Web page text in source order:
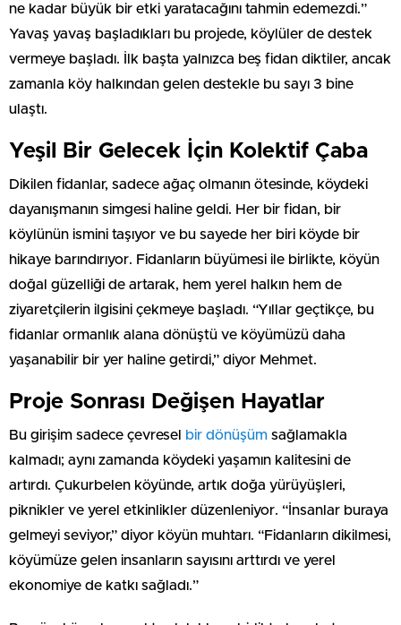
ne kadar büyük bir etki yaratacağını tahmin edemezdi.”
Yavaş yavaş başladıkları bu projede, köylüler de destek
vermeye başladı. İlk başta yalnızca beş fidan diktiler, ancak
zamanla köy halkından gelen destekle bu sayı 3 bine
ulaştı.
Yeşil Bir Gelecek İçin Kolektif Çaba
Dikilen fidanlar, sadece ağaç olmanın ötesinde, köydeki
dayanışmanın simgesi haline geldi. Her bir fidan, bir
köylünün ismini taşıyor ve bu sayede her biri köyde bir
hikaye barındırıyor. Fidanların büyümesi ile birlikte, köyün
doğal güzelliği de artarak, hem yerel halkın hem de
ziyaretçilerin ilgisini çekmeye başladı. “Yıllar geçtikçe, bu
fidanlar ormanlık alana dönüştü ve köyümüzü daha
yaşanabilir bir yer haline getirdi,” diyor Mehmet.
Proje Sonrası Değişen Hayatlar
Bu girişim sadece çevresel bir dönüşüm sağlamakla
kalmadı; aynı zamanda köydeki yaşamın kalitesini de
artırdı. Çukurbelen köyünde, artık doğa yürüyüşleri,
piknikler ve yerel etkinlikler düzenleniyor. “İnsanlar buraya
gelmeyi seviyor,” diyor köyün muhtarı. “Fidanların dikilmesi,
köyümüze gelen insanların sayısını arttırdı ve yerel
ekonomiye de katkı sağladı.”